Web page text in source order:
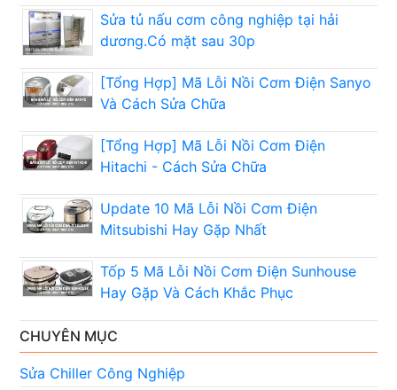
Sửa tủ nấu cơm công nghiệp tại hải
dương.Có mặt sau 30p
[Tổng Hợp] Mã Lỗi Nồi Cơm Điện Sanyo
Và Cách Sửa Chữa
[Tổng Hợp] Mã Lỗi Nồi Cơm Điện
Hitachi - Cách Sửa Chữa
Update 10 Mã Lỗi Nồi Cơm Điện
Mitsubishi Hay Gặp Nhất
Tốp 5 Mã Lỗi Nồi Cơm Điện Sunhouse
Hay Gặp Và Cách Khắc Phục
CHUYÊN MỤC
Sửa Chiller Công Nghiệp